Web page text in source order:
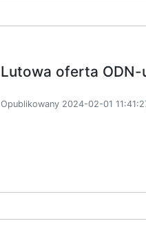
Lutowa oferta ODN-
Opublikowany 2024-02-01